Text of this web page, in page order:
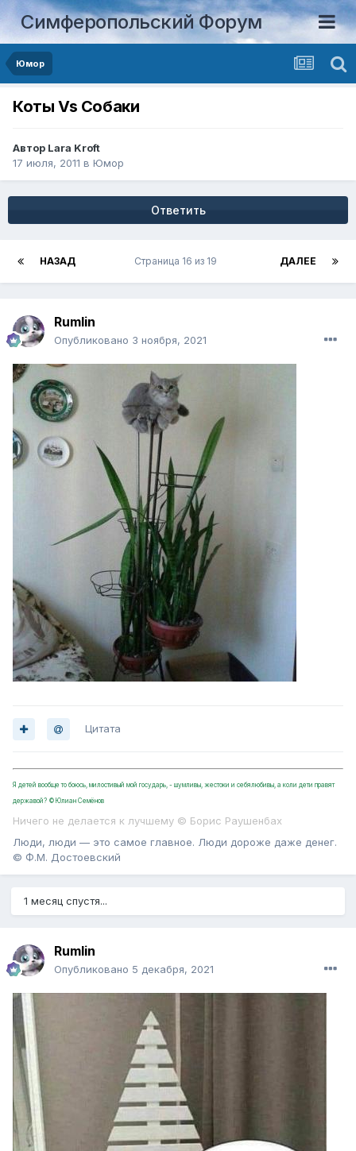
Симферопольский Форум
Юмор
Коты Vs Собаки
Автор Lara Kroft
17 июля, 2011 в Юмор
Ответить
НАЗАД ДАЛЕЕ
Страница 16 из 19
Rumlin
Опубликовано 3 ноября, 2021
Цитата
Я детей вообще то боюсь, милостивый мой государь, - шумливы, жестоки и себялюбивы, а коли дети правят
державой? ©Юлиан Семёнов
Ничего не делается к лучшему © Борис Раушенбах
Люди, люди — это самое главное. Люди дороже даже денег.
© Ф.М. Достоевский
1 месяц спустя...
Rumlin
Опубликовано 5 декабря, 2021